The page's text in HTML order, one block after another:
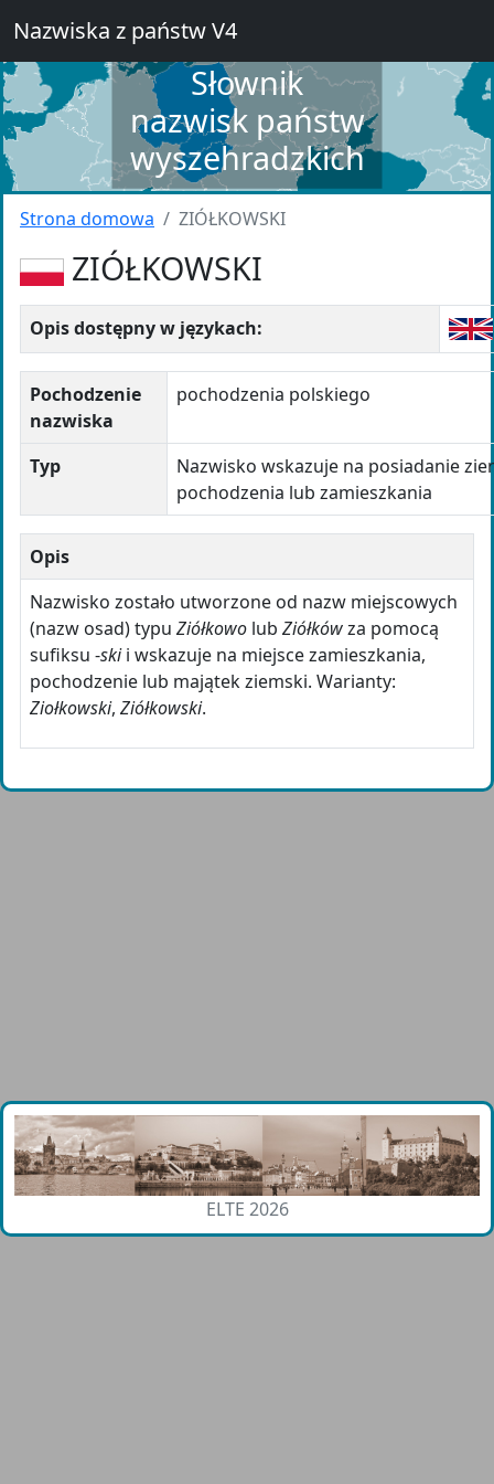
Nazwiska z państw V4
Słownik
nazwisk państw
wyszehradzkich
Strona domowa ZIÓŁKOWSKI
ZIÓŁKOWSKI
Opis dostępny w językach:
Pochodzenie
nazwiska
pochodzenia polskiego
Typ
Nazwisko wskazuje na posiadanie
pochodzenia lub zamieszkania
Opis
Nazwisko zostało utworzone od nazw miejscowych
(nazw osad) typu Ziółkowo lub Ziółkówza pomocą
sufiksu -skii wskazuje na miejsce zamieszkania,
pochodzenie lub majątek ziemski. Warianty:
Ziołkowski, Ziółkowski.
ELTE 2026